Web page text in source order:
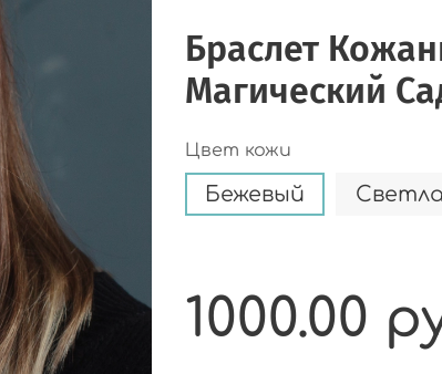
Браслет
Магический
Цвет кожи
Бежевый
1000.00